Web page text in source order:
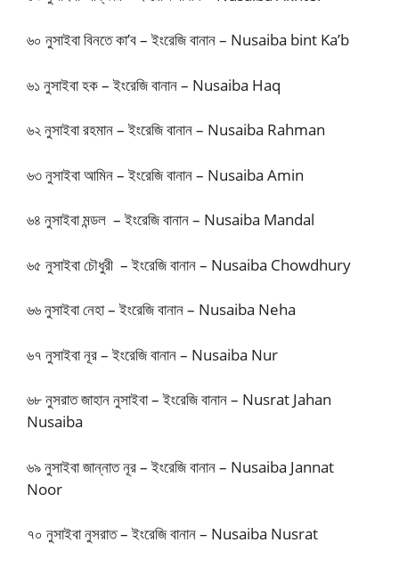
৬০ নুসাইবা বিনতে কা’ব – ইংরেজি বানান – Nusaiba bint Ka’b
৬১ নুসাইবা হক – ইংরেজি বানান – Nusaiba Haq
৬২ নুসাইবা রহমান – ইংরেজি বানান – Nusaiba Rahman
৬৩ নুসাইবা আমিন – ইংরেজি বানান – Nusaiba Amin
৬৪ নুসাইবা মন্ডল – ইংরেজি বানান – Nusaiba Mandal
৬৫ নুসাইবা চৌধুরী – ইংরেজি বানান – Nusaiba Chowdhury
৬৬ নুসাইবা নেহা – ইংরেজি বানান – Nusaiba Neha
৬৭ নুসাইবা নূর – ইংরেজি বানান – Nusaiba Nur
৬৮ নুসরাত জাহান নুসাইবা – ইংরেজি বানান – Nusrat Jahan
Nusaiba
৬৯ নুসাইবা জান্নাত নূর – ইংরেজি বানান – Nusaiba Jannat
Noor
৭০ নুসাইবা নুসরাত – ইংরেজি বানান – Nusaiba Nusrat